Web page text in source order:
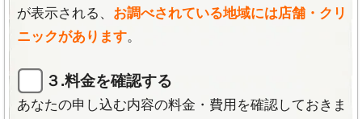
都度払いにも対応。
月額制:おでこ、顔、VIOも含む
パックプラン:6回・10回・12回・18回・無制限コース。
部分脱毛Sパーツ1回:2,750円(税抜)
料金＆プラン
全身脱毛(顔・VIOを含む51箇所):
オーダーメイド脱毛 （全身51箇所の中で好きな部位):月額
が表示される、 お調べされている地域には店舗・クリ
ニックがあります。
３.料金を確認する
あなたの申し込む内容の料金・費用を確認しておきま